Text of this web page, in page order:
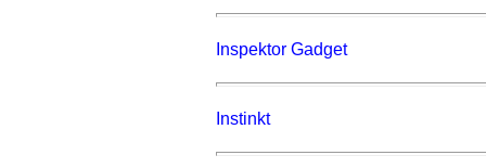
Inspektor Gadget
Instinkt